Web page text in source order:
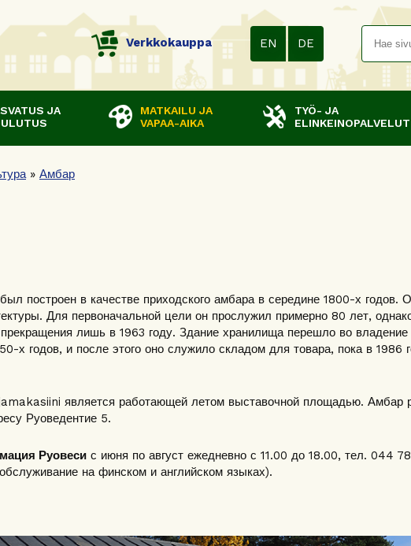
Verkkokauppa EN DE
JA
MATKAILU JA
VAPAA-AIKA
TYÖ- JA
ELINKEINOPALVELUT
» Амбар
построен в качестве приходского амбара в середине 1800-х годов.
Для первоначальной цели он прослужил примерно 80 лет,
лишь в 1963 году. Здание хранилища перешло во владение
х годов, и после этого оно служило складом для товара, пока в 1986
является работающей летом выставочной площадью. Амбар
Руоведентие 5.
Руовеси с июня по август ежедневно с 11.00 до 18.00, тел. 044
на финском и английском языках).